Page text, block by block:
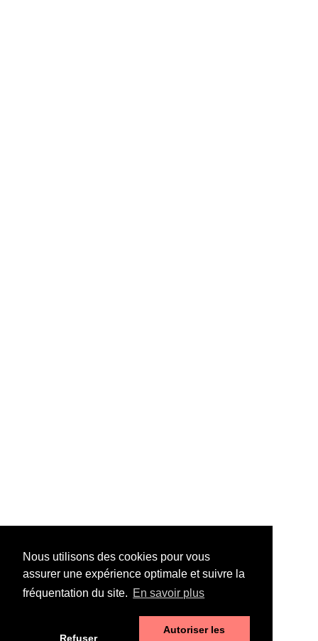
Nous utilisons des cookies pour vous
assurer une expérience optimale et suivre la
fréquentation du site. En savoir plus
Refuser
Autoriser les